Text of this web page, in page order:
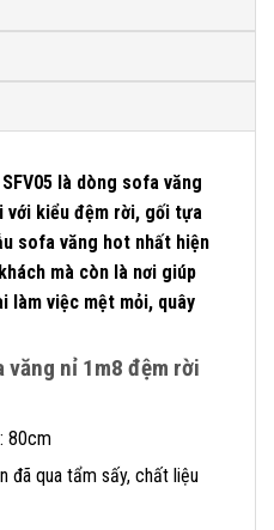
là dòng sofa văng
với kiểu đệm rời, gối tựa
sofa văng hot nhất hiện
mà còn là nơi giúp
làm việc mệt mỏi, quây
nỉ 1m8 đệm rời
80cm
đã qua tẩm sấy, chất liệu